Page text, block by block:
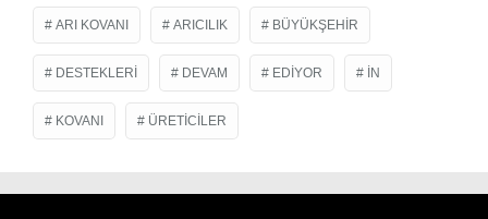
ARI KOVANI ARICILIK BÜYÜKŞEHIR
DESTEKLERI DEVAM EDIYOR IN
KOVANI ÜRETICILER